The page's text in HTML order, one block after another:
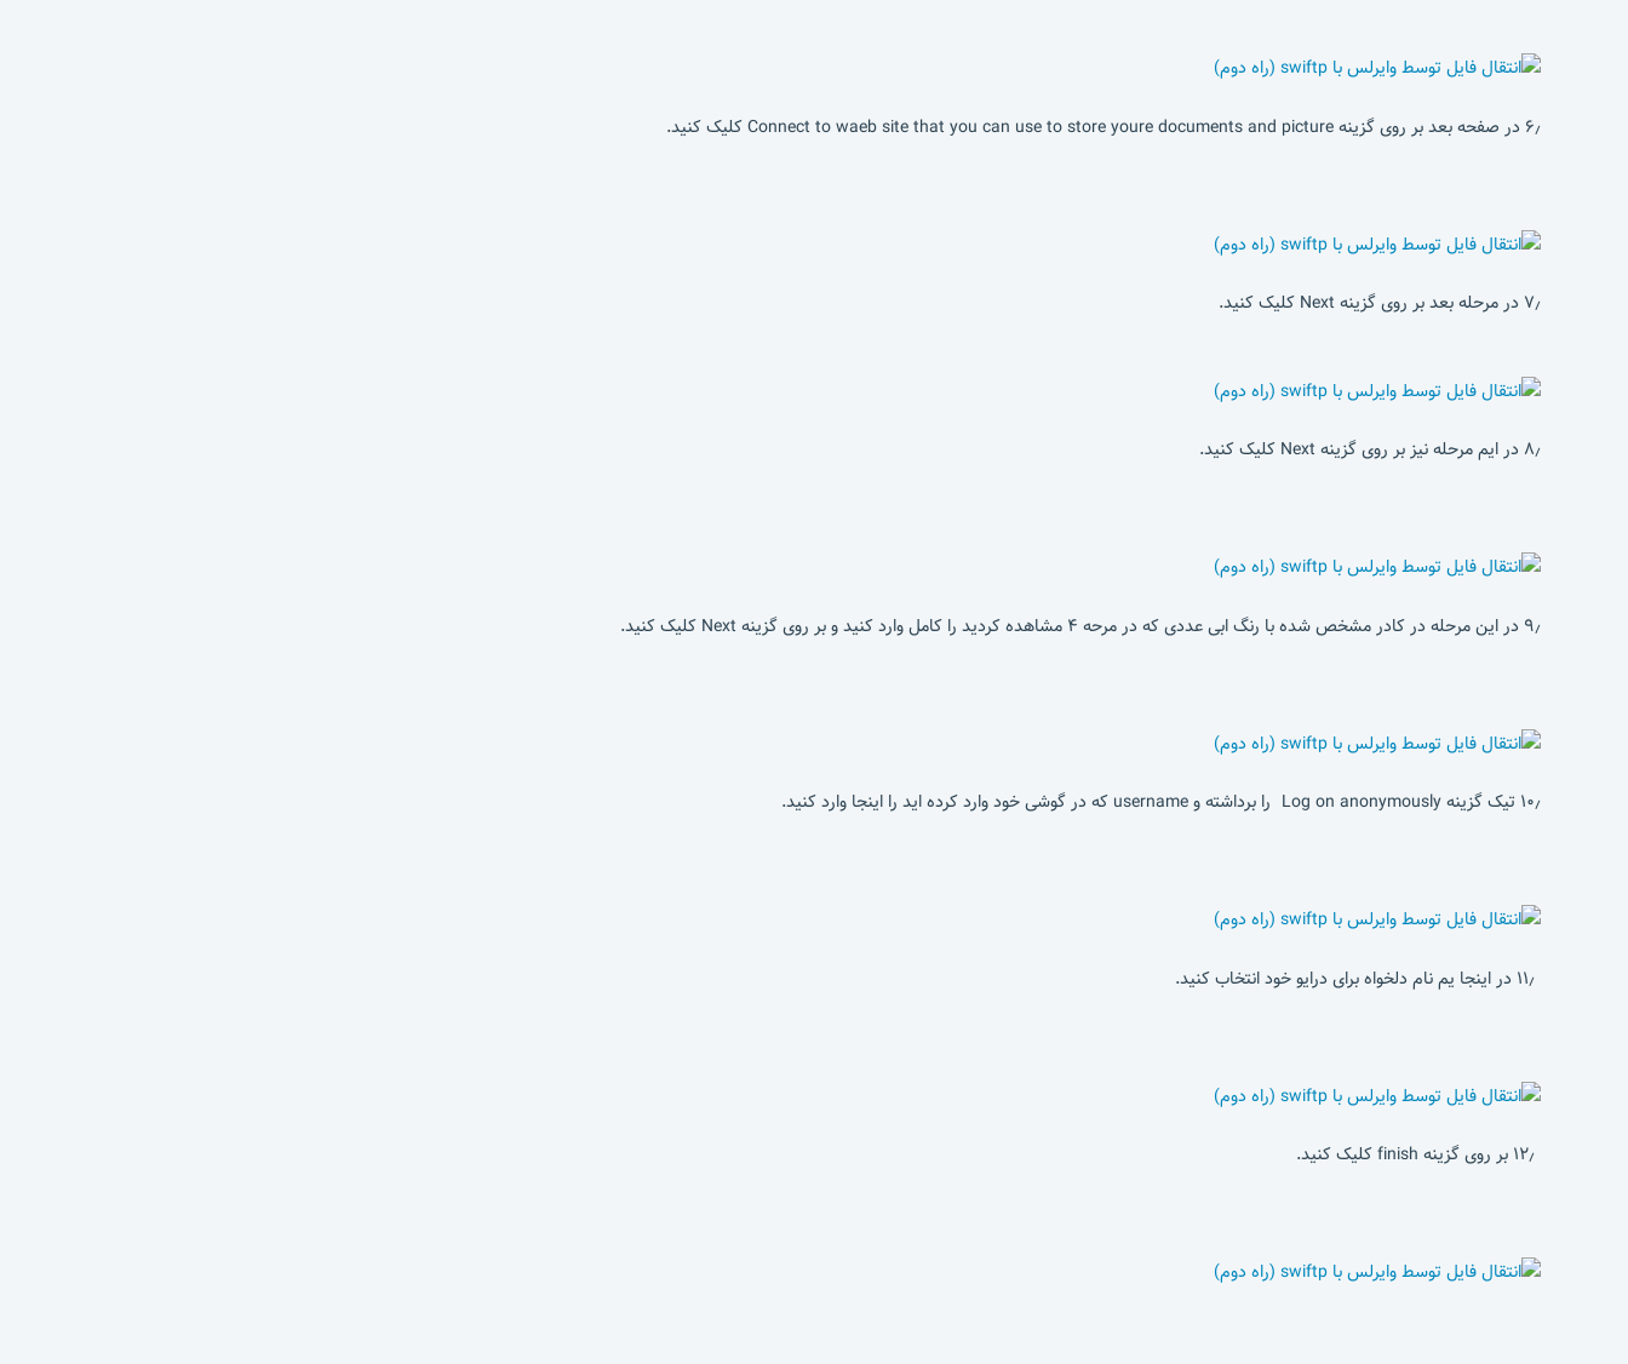
۶٫ در صفحه بعد بر روی گزینه Connect to waeb site that you can use to store youre documents and picture کلیک کنید.
۷٫ در مرحله بعد بر روی گزینه Next کلیک کنید.
۸٫ در ایم مرحله نیز بر روی گزینه Next کلیک کنید.
۹٫ در این مرحله در کادر مشخص شده با رنگ ابی عددی که در مرحه ۴ مشاهده کردید را کامل وارد کنید و بر روی گزینه Next کلیک کنید.
۱۰٫ تیک گزینه Log on anonymously را برداشته و username که در گوشی خود وارد کرده اید را اینجا وارد کنید.